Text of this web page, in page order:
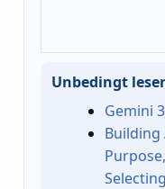
Unbedingt
Gemini
Building